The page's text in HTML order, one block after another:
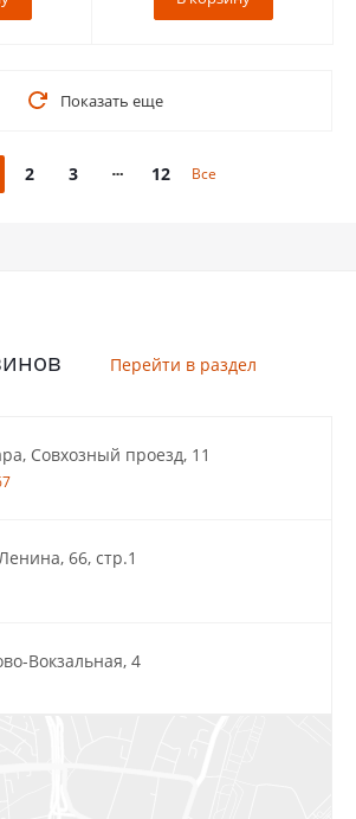
Показать еще
2 3 12 Все
Перейти в раздел
Совхозный проезд, 11
66, стр.1
Вокзальная, 4